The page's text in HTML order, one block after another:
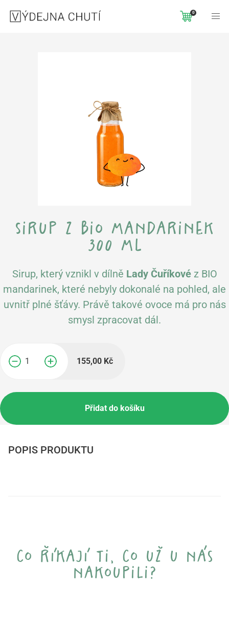
0
sirup z bio mandarinek
300 ml
Sirup, který vznikl v dílně Lady Čuříkovéz BIO
mandarinek, které nebyly dokonalé na pohled, ale
uvnitř plné šťávy. Právě takové ovoce má pro nás
smysl zpracovat dál.
− + 155,00 Kč
Přidat do košíku
POPIS PRODUKTU
co říkají ti, co už u nás
nakoupili?